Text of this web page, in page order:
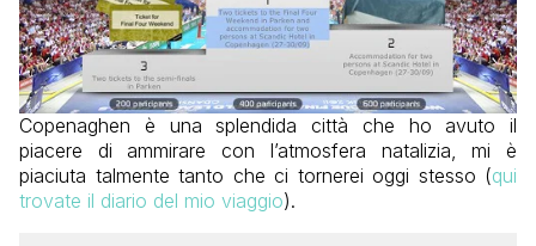
Copenaghen è una splendida città che ho avuto il
piacere di ammirare con l’atmosfera natalizia, mi è
piaciuta talmente tanto che ci tornerei oggi stesso (qui
trovate il diario del mio viaggio).